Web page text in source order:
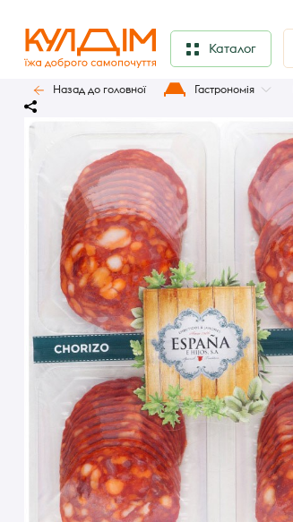
Каталог
Назад до головної Гастрономія